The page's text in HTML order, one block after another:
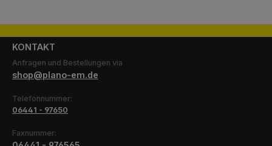
KONTAKT
Anfragen und Bestellungen via
shop@plano-em.de
Telefonnummer:
06441 - 97650
Faxnummer: